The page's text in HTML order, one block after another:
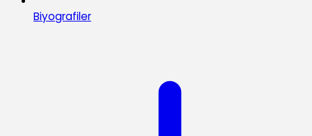
Biyografiler